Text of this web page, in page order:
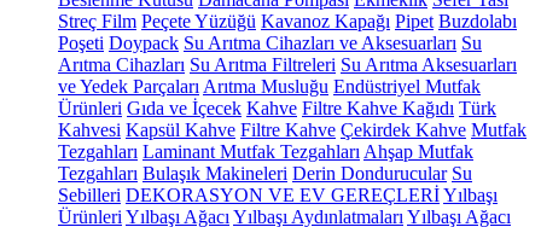
Streç Film Peçete Yüzüğü Kavanoz Kapağı Pipet Buzdolabı
Poşeti Doypack Su Arıtma Cihazları ve Aksesuarları Su
Arıtma Cihazları Su Arıtma Filtreleri Su Arıtma Aksesuarları
ve Yedek Parçaları Arıtma Musluğu Endüstriyel Mutfak
Ürünleri Gıda ve İçecek Kahve Filtre Kahve Kağıdı Türk
Kahvesi Kapsül Kahve Filtre Kahve Çekirdek Kahve Mutfak
Tezgahları Laminant Mutfak Tezgahları Ahşap Mutfak
Tezgahları Bulaşık Makineleri Derin Dondurucular Su
Sebilleri DEKORASYON VE EV GEREÇLERİYılbaşı
Ürünleri Yılbaşı Ağacı Yılbaşı Aydınlatmaları Yılbaşı Ağacı